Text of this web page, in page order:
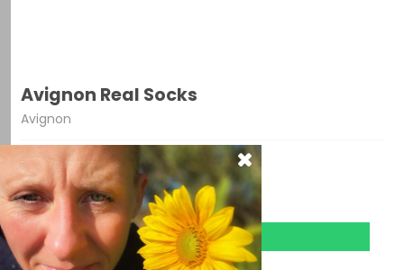
Avignon Real Socks
Avignon
På lager
125,00 DKK
VIS PRODUKT